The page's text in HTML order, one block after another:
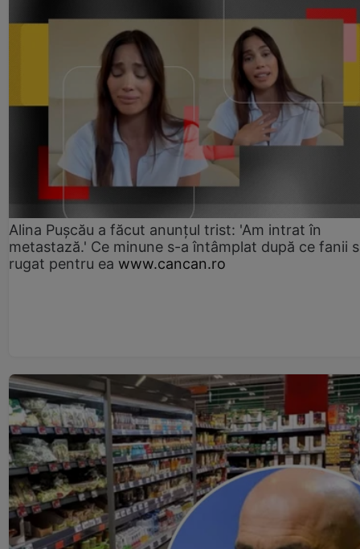
Alina Pușcău a făcut anunțul trist: 'Am intrat în
metastază.' Ce minune s-a întâmplat după ce fanii
rugat pentru ea www.cancan.ro